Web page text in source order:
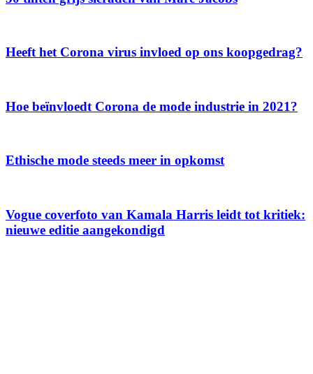
Heeft het Corona virus invloed op ons koopgedrag?
Hoe beïnvloedt Corona de mode industrie in 2021?
Ethische mode steeds meer in opkomst
Vogue coverfoto van Kamala Harris leidt tot kritiek:
nieuwe editie aangekondigd